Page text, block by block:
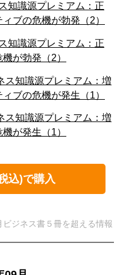
知識源プレミアム：正
ブの危機が勃発（2）
知識源プレミアム：正
が勃発（2）
知識源プレミアム：増
ブの危機が発生（1）
知識源プレミアム：増
が発生（1）
込)で購入
ジネス書５冊を超える情報